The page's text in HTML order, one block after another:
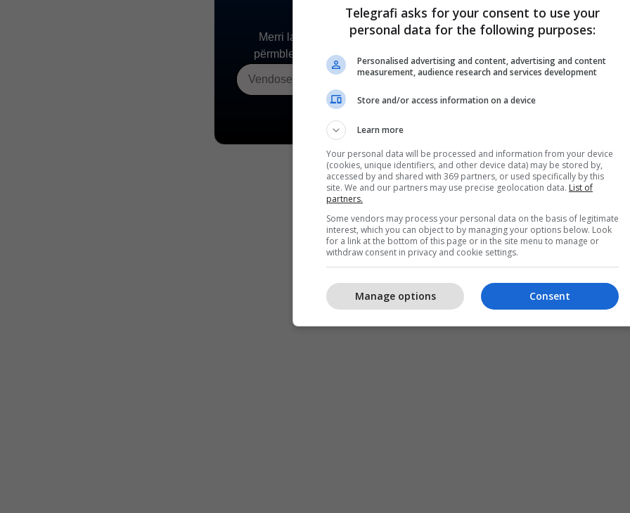
Telegrafi asks for your consent to use your
personal data for the following purposes:
Personalised advertising and content, advertising and content
measurement, audience research and services development
Store and/or access information on a device
Learn more
Your personal data will be processed and information from your device
(cookies, unique identifiers, and other device data) may be stored by,
accessed by and shared with 369 partners, or used specifically by this
site. We and our partners may use precise geolocation data. List of
partners.
Some vendors may process your personal data on the basis of legitimate
interest, which you can object to by managing your options below. Look
for a link at the bottom of this page or in the site menu to manage or
withdraw consent in privacy and cookie settings.
Consent
Manage options